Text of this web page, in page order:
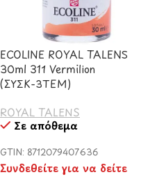
ECOLINE ROYAL TALENS
30ml 311 Vermilion
(ΣΥΣΚ-3TEM)
ROYAL TALENS
Σε απόθεμα
GTIN: 8712079407636
Συνδεθείτε για να δείτε